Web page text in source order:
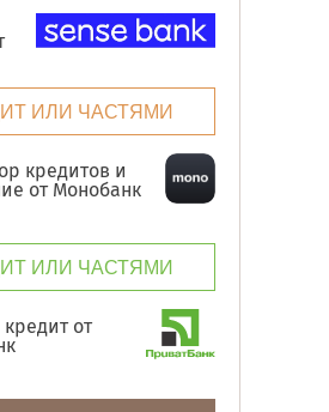
ИЛИ ЧАСТЯМИ
кредитов и
от Монобанк
ИЛИ ЧАСТЯМИ
от